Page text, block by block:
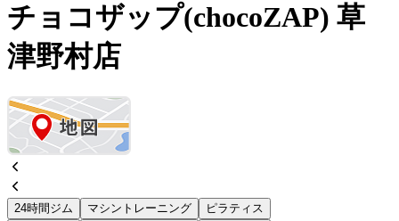
チョコザップ(chocoZAP) 草
津野村店
24時間ジム マシントレーニング
ピラティス